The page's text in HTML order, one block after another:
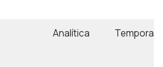
Analítica Temporal